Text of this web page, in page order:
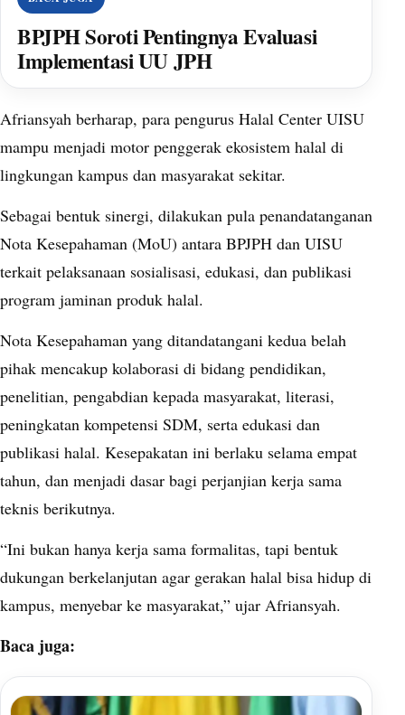
BPJPH Soroti Pentingnya Evaluasi
Implementasi UU JPH
Afriansyah berharap, para pengurus Halal Center UISU
mampu menjadi motor penggerak ekosistem halal di
lingkungan kampus dan masyarakat sekitar.
Sebagai bentuk sinergi, dilakukan pula penandatanganan
Nota Kesepahaman (MoU) antara BPJPH dan UISU
terkait pelaksanaan sosialisasi, edukasi, dan publikasi
program jaminan produk halal.
Nota Kesepahaman yang ditandatangani kedua belah
pihak mencakup kolaborasi di bidang pendidikan,
penelitian, pengabdian kepada masyarakat, literasi,
peningkatan kompetensi SDM, serta edukasi dan
publikasi halal. Kesepakatan ini berlaku selama empat
tahun, dan menjadi dasar bagi perjanjian kerja sama
teknis berikutnya.
“Ini bukan hanya kerja sama formalitas, tapi bentuk
dukungan berkelanjutan agar gerakan halal bisa hidup di
kampus, menyebar ke masyarakat,” ujar Afriansyah.
Baca juga: